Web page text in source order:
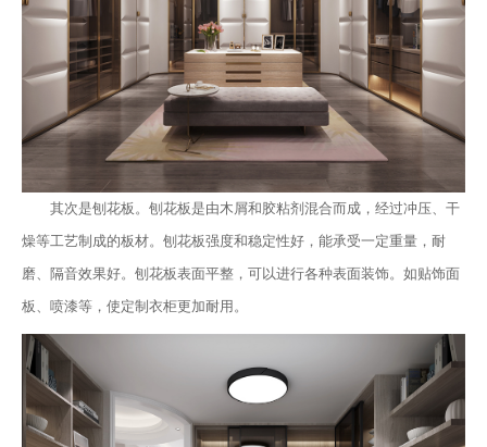
其次是刨花板。刨花板是由木屑和胶粘剂混合而成，经过冲压、干
燥等工艺制成的板材。刨花板强度和稳定性好，能承受一定重量，耐
磨、隔音效果好。刨花板表面平整，可以进行各种表面装饰。如贴饰面
板、喷漆等，使定制衣柜更加耐用。